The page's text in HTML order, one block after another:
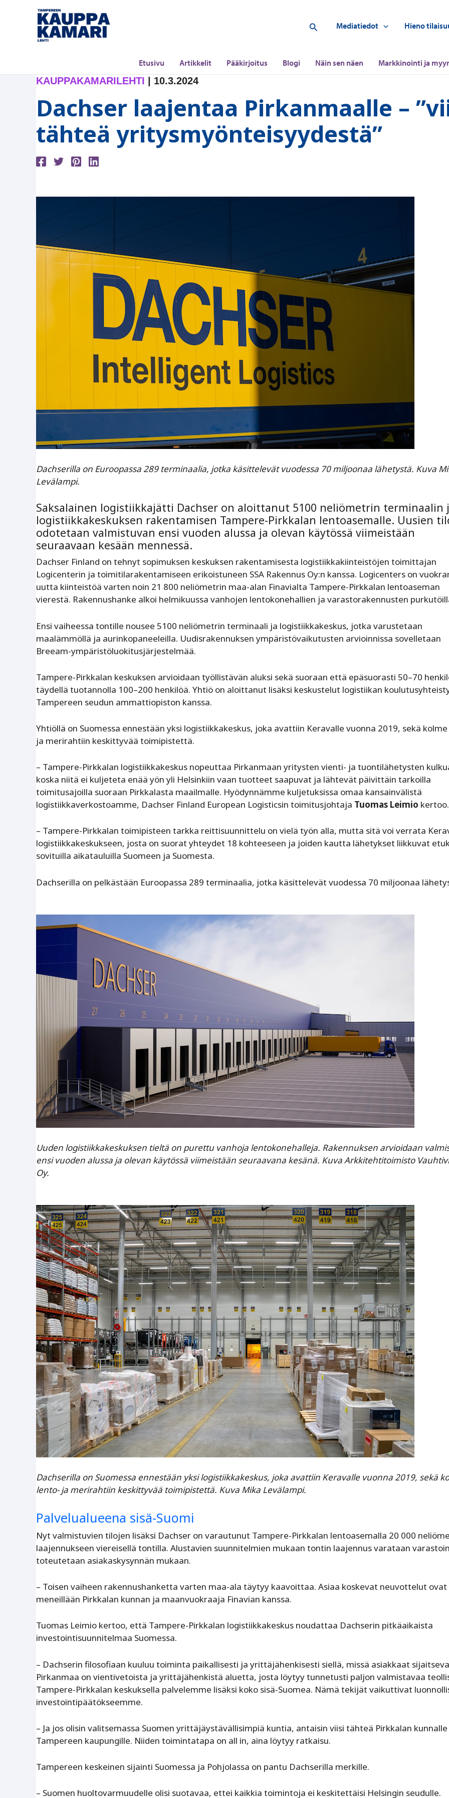
Hae Mediatiedot Hieno
Etusivu Artikkelit Pääkirjoitus Blogi Näin sen näen Markkinointi ja
KAUPPAKAMARILEHTI | 10.3.2024
Dachser laajentaa Pirkanmaalle –
tähteä yritysmyönteisyydestä”
Dachserilla on Euroopassa 289 terminaalia, jotka käsittelevät vuodessa 70 miljoonaa lähetystä. Kuva
Levälampi.
Saksalainen logistiikkajätti Dachser on aloittanut 5100 neliömetrin terminaalin
logistiikkakeskuksen rakentamisen Tampere-Pirkkalan lentoasemalle. Uusien
odotetaan valmistuvan ensi vuoden alussa ja olevan käytössä viimeistään
seuraavaan kesään mennessä.
Dachser Finland on tehnyt sopimuksen keskuksen rakentamisesta logistiikkakiinteistöjen toimittajan
Logicenterin ja toimitilarakentamiseen erikoistuneen SSA Rakennus Oy:n kanssa. Logicenters on
uutta kiinteistöä varten noin 21 800 neliömetrin maa-alan Finavialta Tampere-Pirkkalan lentoaseman
vierestä. Rakennushanke alkoi helmikuussa vanhojen lentokonehallien ja varastorakennusten
Ensi vaiheessa tontille nousee 5100 neliömetrin terminaali ja logistiikkakeskus, jotka varustetaan
maalämmöllä ja aurinkopaneeleilla. Uudisrakennuksen ympäristövaikutusten arvioinnissa sovelletaan
Breeam-ympäristöluokitusjärjestelmää.
Tampere-Pirkkalan keskuksen arvioidaan työllistävän aluksi sekä suoraan että epäsuorasti 50–70
täydellä tuotannolla 100–200 henkilöä. Yhtiö on aloittanut lisäksi keskustelut logistiikan
Tampereen seudun ammattiopiston kanssa.
Yhtiöllä on Suomessa ennestään yksi logistiikkakeskus, joka avattiin Keravalle vuonna 2019, sekä
ja merirahtiin keskittyvää toimipistettä.
– Tampere-Pirkkalan logistiikkakeskus nopeuttaa Pirkanmaan yritysten vienti- ja tuontilähetysten
koska niitä ei kuljeteta enää yön yli Helsinkiin vaan tuotteet saapuvat ja lähtevät päivittäin tarkoilla
toimitusajoilla suoraan Pirkkalasta maailmalle. Hyödynnämme kuljetuksissa omaa kansainvälistä
logistiikkaverkostoamme, Dachser Finland European Logisticsin toimitusjohtaja Tuomas Leimio kertoo.
– Tampere-Pirkkalan toimipisteen tarkka reittisuunnittelu on vielä työn alla, mutta sitä voi verrata
logistiikkakeskukseen, josta on suorat yhteydet 18 kohteeseen ja joiden kautta lähetykset liikkuvat
sovituilla aikatauluilla Suomeen ja Suomesta.
Dachserilla on pelkästään Euroopassa 289 terminaalia, jotka käsittelevät vuodessa 70 miljoonaa
Uuden logistiikkakeskuksen tieltä on purettu vanhoja lentokonehalleja. Rakennuksen arvioidaan
ensi vuoden alussa ja olevan käytössä viimeistään seuraavana kesänä. Kuva Arkkitehtitoimisto
Oy.
Dachserilla on Suomessa ennestään yksi logistiikkakeskus, joka avattiin Keravalle vuonna 2019, sekä
lento- ja merirahtiin keskittyvää toimipistettä. Kuva Mika Levälampi.
Palvelualueena sisä-Suomi
Nyt valmistuvien tilojen lisäksi Dachser on varautunut Tampere-Pirkkalan lentoasemalla 20 000
laajennukseen viereisellä tontilla. Alustavien suunnitelmien mukaan tontin laajennus varataan
toteutetaan asiakaskysynnän mukaan.
– Toisen vaiheen rakennushanketta varten maa-ala täytyy kaavoittaa. Asiaa koskevat neuvottelut ovat
meneillään Pirkkalan kunnan ja maanvuokraaja Finavian kanssa.
Tuomas Leimio kertoo, että Tampere-Pirkkalan logistiikkakeskus noudattaa Dachserin pitkäaikaista
investointisuunnitelmaa Suomessa.
– Dachserin filosofiaan kuuluu toiminta paikallisesti ja yrittäjähenkisesti siellä, missä asiakkaat
Pirkanmaa on vientivetoista ja yrittäjähenkistä aluetta, josta löytyy tunnetusti paljon valmistavaa
Tampere-Pirkkalan keskuksella palvelemme lisäksi koko sisä-Suomea. Nämä tekijät vaikuttivat
investointipäätökseemme.
– Ja jos olisin valitsemassa Suomen yrittäjäystävällisimpiä kuntia, antaisin viisi tähteä Pirkkalan
Tampereen kaupungille. Niiden toimintatapa on all in, aina löytyy ratkaisu.
Tampereen keskeinen sijainti Suomessa ja Pohjolassa on pantu Dachserilla merkille.
– Suomen huoltovarmuudelle olisi suotavaa, ettei kaikkia toimintoja ei keskitettäisi Helsingin seudulle.